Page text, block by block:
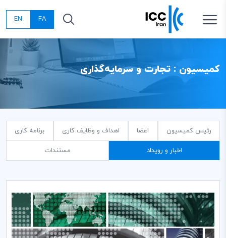
FA
EN
کمیسیون : تجارت و سرمایه‌گذاری
رئیس کمیسیون اعضا اهداف و وظایف کاری برنامه کاری
اخبار و رویداد مستندات